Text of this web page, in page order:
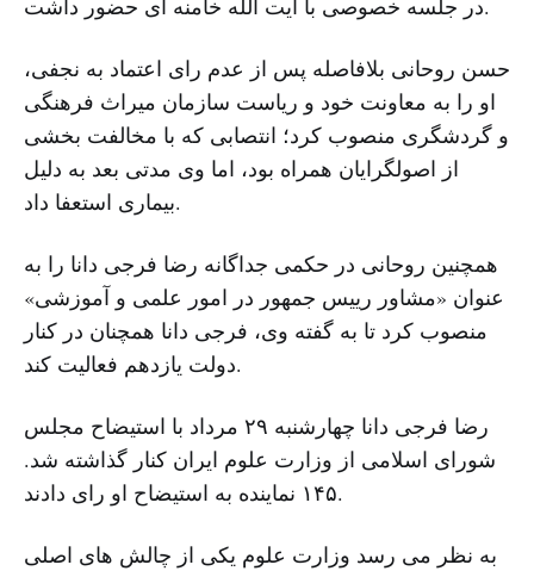
در جلسه خصوصی با آیت آلله خامنه ای حضور داشت.
حسن روحانی بلافاصله پس از عدم رای اعتماد به نجفی،
او را به معاونت خود و ریاست سازمان میراث فرهنگی
و گردشگری منصوب کرد؛ انتصابی که با مخالفت بخشی
از اصولگرایان همراه بود، اما وی مدتی بعد به دلیل
بیماری استعفا داد.
همچنین روحانی در حکمی جداگانه رضا فرجی دانا را به
عنوان «مشاور رییس جمهور در امور علمی و آموزشی»
منصوب کرد تا به گفته وی، فرجی دانا همچنان در کنار
دولت یازدهم فعالیت کند.
رضا فرجی دانا چهارشنبه ۲۹ مرداد با استیضاح مجلس
شورای اسلامی از وزارت علوم ایران کنار گذاشته شد.
۱۴۵ نماینده به استیضاح او رای دادند.
به نظر می رسد وزارت علوم یکی از چالش های اصلی